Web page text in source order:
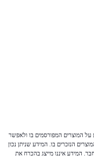
על המוצרים המפורסמים בו ולאפשר
הנזכרים בו. המידע שניתן נכון
המידע איננו מייצג בהכרח את